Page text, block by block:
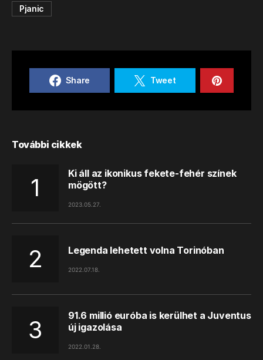
Pjanic
Share Tweet
További cikkek
Ki áll az ikonikus fekete-fehér színek
mögött?
2023.05.27.
Legenda lehetett volna Torinóban
2022.07.18.
91.6 millió euróba is kerülhet a Juventus
új igazolása
2022.01.28.